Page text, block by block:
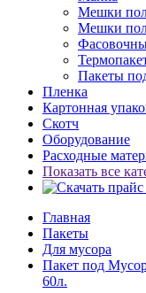
Мешки
Мешки
Пакеты
Пленка
Картонная
Скотч
Оборудование
Расходные
Показать все
Главная
Пакеты
Для мусора
Пакет под
60л.